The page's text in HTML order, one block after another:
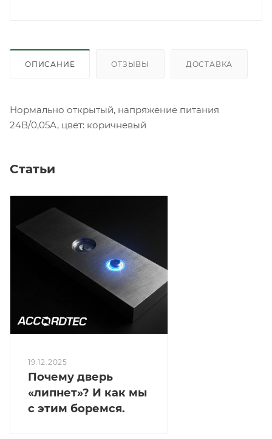
ОПИСАНИЕ ОТЗЫВЫ ДОСТАВКА
Нормально открытый, напряжение питания
24В/0,05А, цвет: коричневый
Статьи
19.12.2025
Почему дверь
«липнет»? И как мы
с этим боремся.